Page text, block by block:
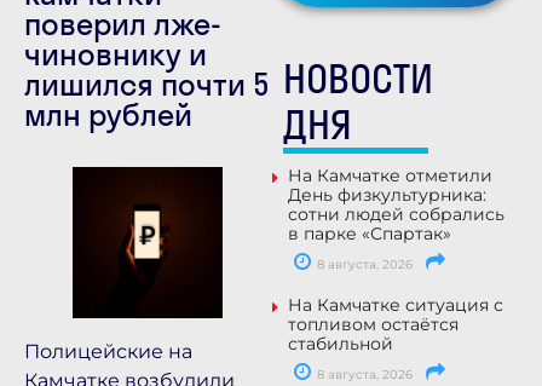
поверил лже-
чиновнику и
лишился почти 5
млн рублей
Полицейские на
Камчатке возбудили
НОВОСТИ
ДНЯ
На Камчатке отметили
День физкультурника:
сотни людей собрались
в парке «Спартак»
8 августа, 2026
На Камчатке ситуация с
топливом остаётся
стабильной
8 августа, 2026